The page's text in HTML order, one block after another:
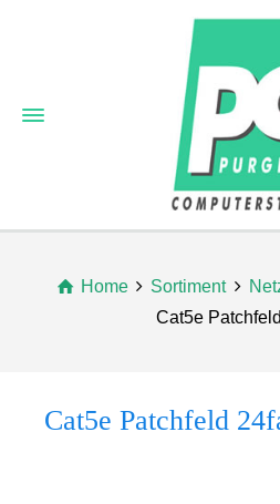
Home Sortiment
Cat5e
Cat5e Patchfeld